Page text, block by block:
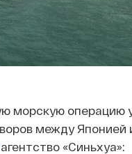
морскую операцию
между
агентство «Синьхуа»: